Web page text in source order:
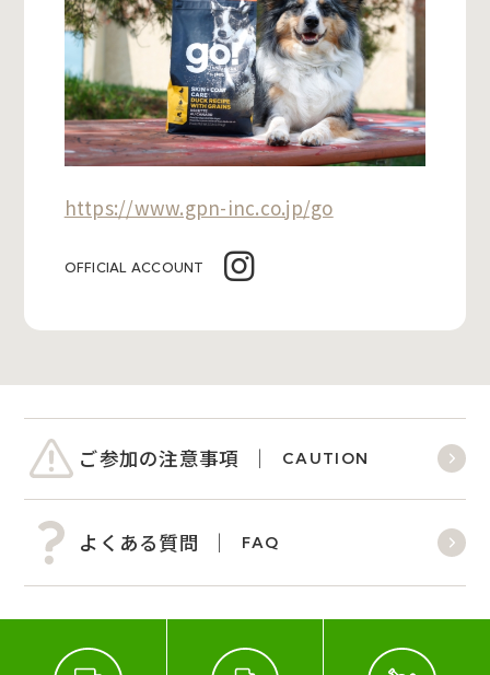
https://www.gpn-inc.co.jp/go
OFFICIAL ACCOUNT
ご参加の注意事項 CAUTION
よくある質問 FAQ